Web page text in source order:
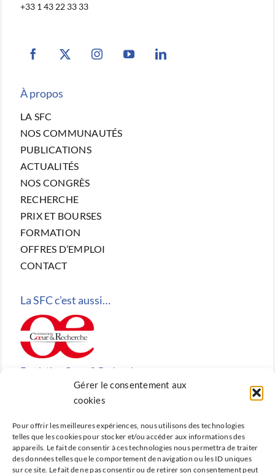
Gérer le consentement aux
cookies
Pour offrir les meilleures expériences, nous utilisons des technologies
telles que les cookies pour stocker et/ou accéder aux informations des
appareils. Le fait de consentir à ces technologies nous permettra de traiter
des données telles que le comportement de navigation ou les ID uniques
sur ce site. Le fait de ne pas consentir ou de retirer son consentement peut
+33 1 43 22 33 33
À propos
LA SFC
NOS COMMUNAUTÉS
PUBLICATIONS
ACTUALITÉS
NOS CONGRÈS
RECHERCHE
PRIX ET BOURSES
FORMATION
OFFRES D’EMPLOI
CONTACT
La SFC c’est aussi…
Fondation Cœur & Recherche
Reconnue d’utilité publique, la Fondation Cœur &
créée en 2010 par la SFC.